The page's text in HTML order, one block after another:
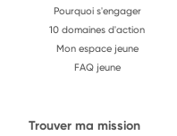
Pourquoi s'engager
10 domaines d'action
Mon espace jeune
FAQ jeune
Trouver ma mission